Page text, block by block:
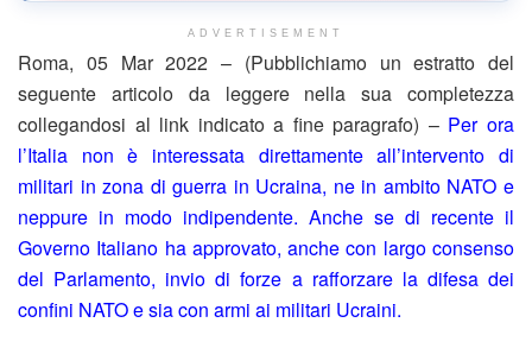
ADVERTISEMENT
Roma, 05 Mar 2022 – (Pubblichiamo un estratto del
seguente articolo da leggere nella sua completezza
collegandosi al link indicato a fine paragrafo) – Per ora
l’Italia non è interessata direttamente all’intervento di
militari in zona di guerra in Ucraina, ne in ambito NATO e
neppure in modo indipendente. Anche se di recente il
Governo Italiano ha approvato, anche con largo consenso
del Parlamento, invio di forze a rafforzare la difesa dei
confini NATO e sia con armi ai militari Ucraini.